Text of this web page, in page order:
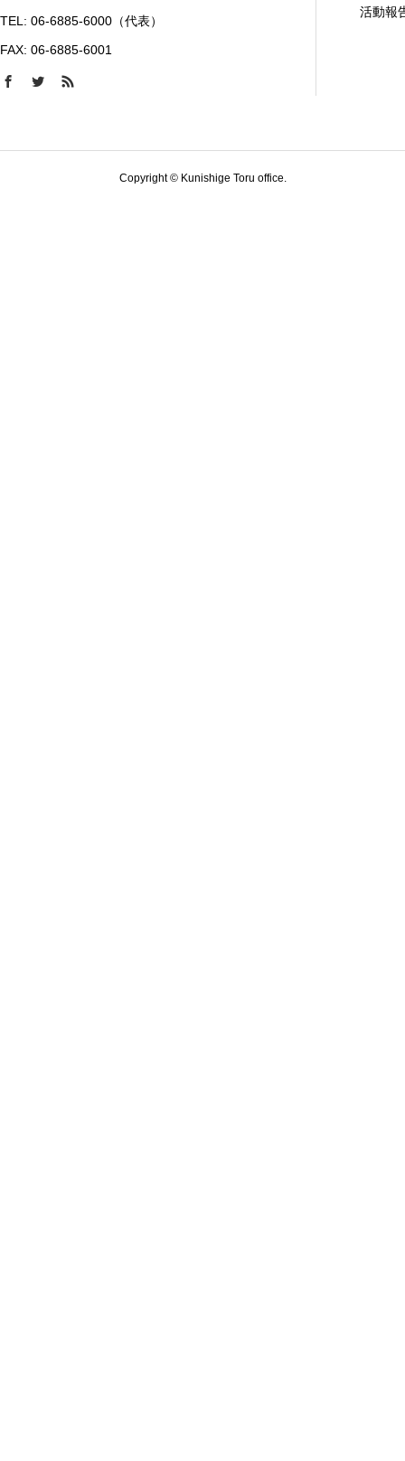
TEL: 06-6885-6000（代表）
FAX: 06-6885-6001
活動報
Copyright © Kunishige Toru office.